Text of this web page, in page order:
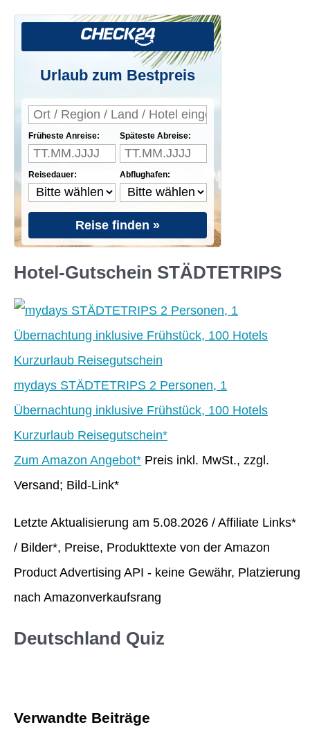
Urlaub zum Bestpreis
Früheste Anreise:
Reisedauer:
Späteste Abreise:
Abflughafen:
Reise finden »
Hotel-Gutschein STÄDTETRIPS
mydays STÄDTETRIPS 2 Personen, 1
Übernachtung inklusive Frühstück, 100 Hotels
Kurzurlaub Reisegutschein*
Zum Amazon Angebot* Preis inkl. MwSt., zzgl.
Versand; Bild-Link*
Letzte Aktualisierung am 5.08.2026 / Affiliate Links*
/ Bilder*, Preise, Produkttexte von der Amazon
Product Advertising API - keine Gewähr, Platzierung
nach Amazonverkaufsrang
Deutschland Quiz
Verwandte Beiträge